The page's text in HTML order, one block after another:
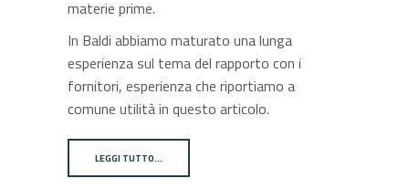
materie prime.
In Baldi abbiamo maturato una lunga
esperienza sul tema del rapporto con i
fornitori, esperienza che riportiamo a
comune utilità in questo articolo.
LEGGI TUTTO…